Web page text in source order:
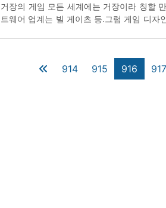
거장의 게임 모든 세계에는 거장이라 칭할
트웨어 업계는 빌 게이츠 등.그럼 게임 디자
914 915 916 917